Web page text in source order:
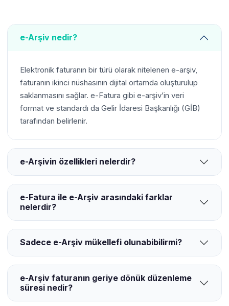
e-Arşiv nedir?
Elektronik faturanın bir türü olarak nitelenen e-arşiv,
faturanın ikinci nüshasının dijital ortamda oluşturulup
saklanmasını sağlar. e-Fatura gibi e-arşiv’in veri
format ve standardı da Gelir İdaresi Başkanlığı (GİB)
tarafından belirlenir.
e-Arşivin özellikleri nelerdir?
e-Fatura ile e-Arşiv arasındaki farklar
nelerdir?
Sadece e-Arşiv mükellefi olunabibilirmi?
e-Arşiv faturanın geriye dönük düzenleme
süresi nedir?